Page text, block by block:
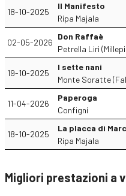
18-10-2025
Il Manifesto
Ripa Majala
02-05-2026
Don Raffaè
Petrella Liri
19-10-2025
I sette nani
Monte Soratte
11-04-2026
Paperoga
Configni
18-10-2025
La placca di
Ripa Majala
Migliori prestazioni a